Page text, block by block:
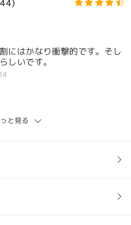
にはかなり衝撃的です。そし
しいです。
と見る
る場合は、以下からお問い合わせく